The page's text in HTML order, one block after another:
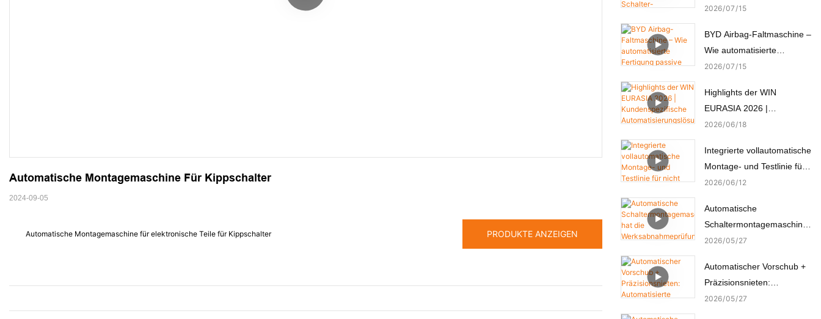
Automatische Montagemaschine Für Kippschalter
2024-09-05
Automatische Montagemaschine für elektronische Teile für Kippschalter PRODUKTE ANZEIGEN
Schalter-
ne
2026 07 15
BYD Airbag-Faltmaschine –
Wie automatisierte
Fertigung passive
2026 07 15
Highlights der WIN
EURASIA 2026 |
Kundenspezifische
für Elektronik, Automobil,
Medizin und Motoren
2026 06 18
Integrierte vollautomatische
Montage- und Testlinie für
nicht standardisierte
2026 06 12
Automatische
Schaltermontagemaschine
hat die
(FAT) durch den türkischen
Kunden erfolgreich
bestanden.
2026 05 27
Automatischer Vorschub +
Präzisionsnieten:
Automatisierte
2026 05 27